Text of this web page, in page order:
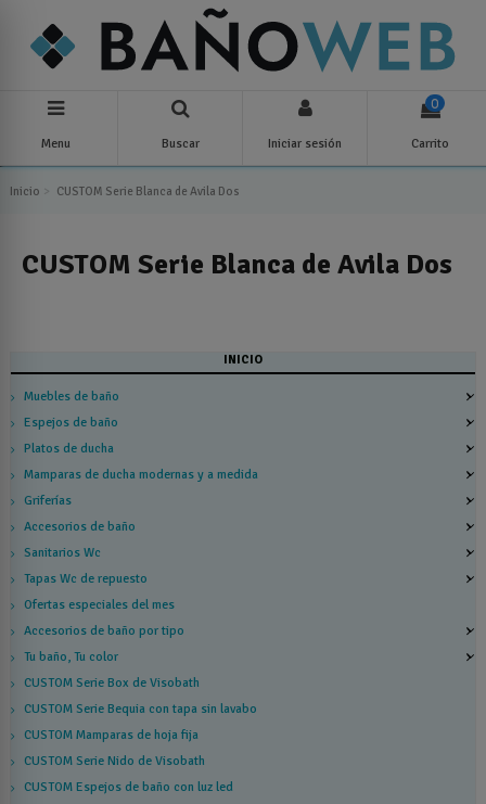
Menu Buscar Iniciar sesión
0
Carrito
Inicio CUSTOM Serie Blanca de Avila Dos
CUSTOM Serie Blanca de Avila Dos
INICIO
Muebles de baño
Espejos de baño
Platos de ducha
Mamparas de ducha modernas y a medida
Griferías
Accesorios de baño
Sanitarios Wc
Tapas Wc de repuesto
Ofertas especiales del mes
Accesorios de baño por tipo
Tu baño, Tu color
CUSTOM Serie Box de Visobath
CUSTOM Serie Bequia con tapa sin lavabo
CUSTOM Mamparas de hoja fija
CUSTOM Serie Nido de Visobath
CUSTOM Espejos de baño con luz led